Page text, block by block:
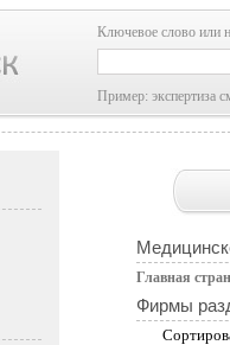
Ключевое слово или
Пример: экспертиза
Главная
Фирмы